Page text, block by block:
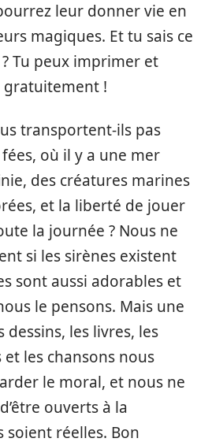
leur donner vie en
magiques. Et tu sais ce
Tu peux imprimer et
!
transportent-ils pas
où il y a une mer
des créatures marines
et la liberté de jouer
la journée ? Nous ne
si les sirènes existent
sont aussi adorables et
le pensons. Mais une
dessins, les livres, les
les chansons nous
le moral, et nous ne
ouverts à la
soient réelles. Bon